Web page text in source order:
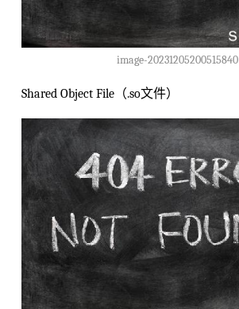
image-20231205200515840
Shared Object File（.so文件）